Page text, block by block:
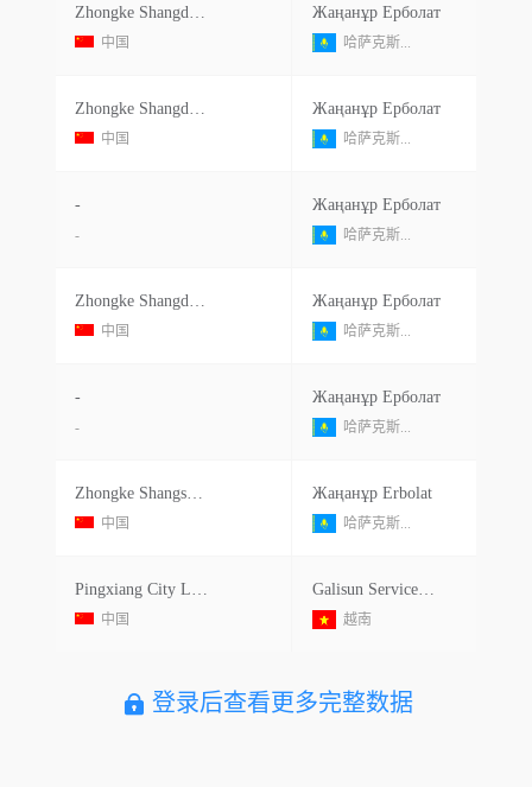
Zhongke Shangdheng New Energy Automobile Co Ltd
中国
Жаңанұр Ерболат
哈萨克斯...
Zhongke Shangdheng New Energy Automobile Co Ltd
中国
Жаңанұр Ерболат
哈萨克斯...
-
-
Жаңанұр Ерболат
哈萨克斯...
Zhongke Shangdheng New Energy Automobile Co Ltd
中国
Жаңанұр Ерболат
哈萨克斯...
-
-
Жаңанұр Ерболат
哈萨克斯...
Zhongke Shangsheng New Energy Automobile Co Ltd
中国
Жаңанұр Erbolat
哈萨克斯...
Pingxiang City Longwei Import&export Co Ltd
中国
Galisun Service&trading Company Ltd
越南
登录后查看更多完整数据